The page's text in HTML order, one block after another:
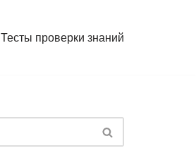
Тесты проверки знаний